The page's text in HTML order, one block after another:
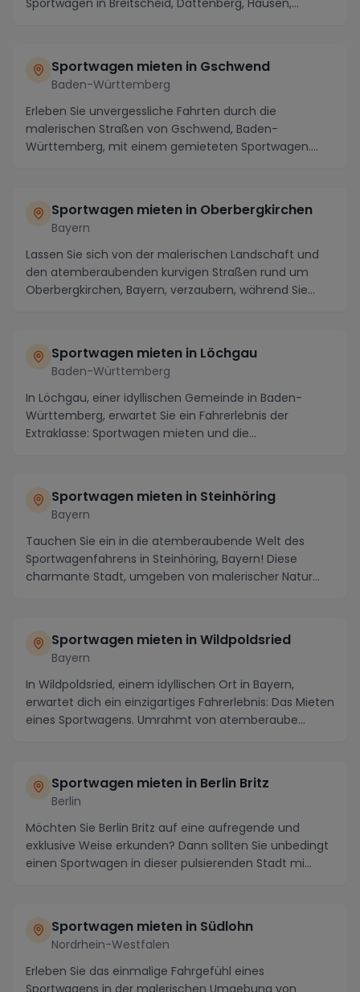
Sportwagen in Breitscheid, Dattenberg, Hausen,
Sportwagen mieten in Gschwend
Baden-Württemberg
Erleben Sie unvergessliche Fahrten durch die
malerischen Straßen von Gschwend, Baden-
Württemberg, mit einem gemieteten Sportwagen.
Sportwagen mieten in Oberbergkirchen
Bayern
Lassen Sie sich von der malerischen Landschaft und
den atemberaubenden kurvigen Straßen rund um
Oberbergkirchen, Bayern, verzaubern, während Sie
Sportwagen mieten in Löchgau
Baden-Württemberg
In Löchgau, einer idyllischen Gemeinde in Baden-
Württemberg, erwartet Sie ein Fahrerlebnis der
Extraklasse: Sportwagen mieten und die
Sportwagen mieten in Steinhöring
Bayern
Tauchen Sie ein in die atemberaubende Welt des
Sportwagenfahrens in Steinhöring, Bayern! Diese
charmante Stadt, umgeben von malerischer Natur
Sportwagen mieten in Wildpoldsried
Bayern
In Wildpoldsried, einem idyllischen Ort in Bayern,
erwartet dich ein einzigartiges Fahrerlebnis: Das Mieten
eines Sportwagens. Umrahmt von atemberaube...
Sportwagen mieten in Berlin Britz
Berlin
Möchten Sie Berlin Britz auf eine aufregende und
exklusive Weise erkunden? Dann sollten Sie unbedingt
einen Sportwagen in dieser pulsierenden Stadt mi...
Sportwagen mieten in Südlohn
Nordrhein-Westfalen
Erleben Sie das einmalige Fahrgefühl eines
Sportwagens in der malerischen Umgebung von